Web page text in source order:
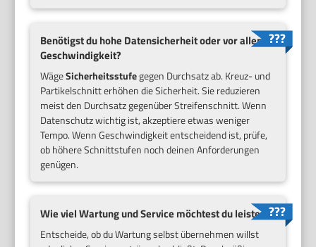
Benötigst du hohe Datensicherheit oder vor allem
Geschwindigkeit?
WägeSicherheitsstufegegen Durchsatz ab. Kreuz- und
Partikelschnitt erhöhen die Sicherheit. Sie reduzieren
meist den Durchsatz gegenüber Streifenschnitt. Wenn
Datenschutz wichtig ist, akzeptiere etwas weniger
Tempo. Wenn Geschwindigkeit entscheidend ist, prüfe,
ob höhere Schnittstufen noch deinen Anforderungen
genügen.
Wie viel Wartung und Service möchtest du leisten?
Entscheide, ob du Wartung selbst übernehmen willst